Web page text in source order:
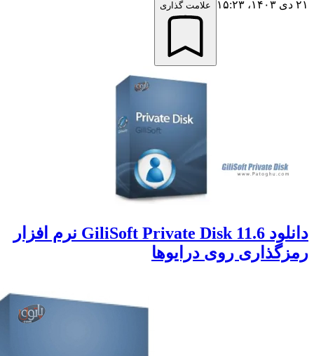
علامت گذاری
دانلود GiliSoft Private Disk 11.6 نرم افزار
روی درایوها